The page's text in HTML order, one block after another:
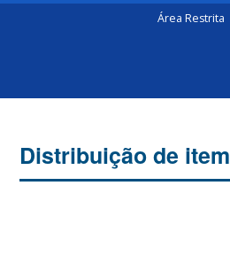
Área Restrita
Distribuição de item